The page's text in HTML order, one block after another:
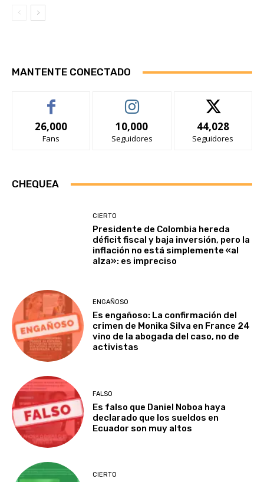
MANTENTE CONECTADO
26,000
Fans
10,000
Seguidores
44,028
Seguidores
CHEQUEA
CIERTO
Presidente de Colombia hereda
déficit fiscal y baja inversión, pero la
inflación no está simplemente «al
alza»: es impreciso
ENGAÑOSO
Es engañoso: La confirmación del
crimen de Monika Silva en France 24
vino de la abogada del caso, no de
activistas
FALSO
Es falso que Daniel Noboa haya
declarado que los sueldos en
Ecuador son muy altos
CIERTO